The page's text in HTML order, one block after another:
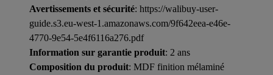
Avertissements et sécurité: https://walibuy-user-
guide.s3.eu-west-1.amazonaws.com/9f642eea-e46e-
4770-9e54-5e4f6116a276.pdf
Information sur garantie produit: 2 ans
Composition du produit: MDF finition mélaminé